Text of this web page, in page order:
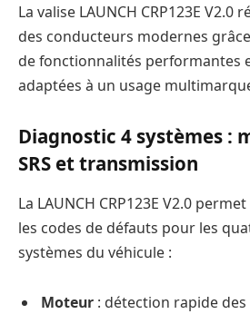
La valise LAUNCH CRP123E V2.0
des conducteurs modernes
de fonctionnalités performantes
adaptées à un usage
Diagnostic 4 systèmes :
SRS et transmission
La LAUNCH CRP123E V2.0
les codes de défauts pour les
systèmes du véhicule :
Moteur : détection rapide